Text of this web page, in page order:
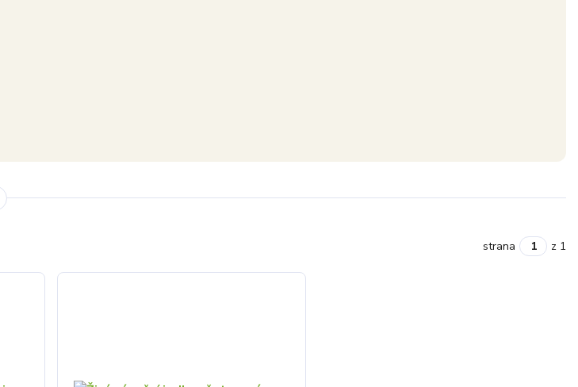
strana z 1